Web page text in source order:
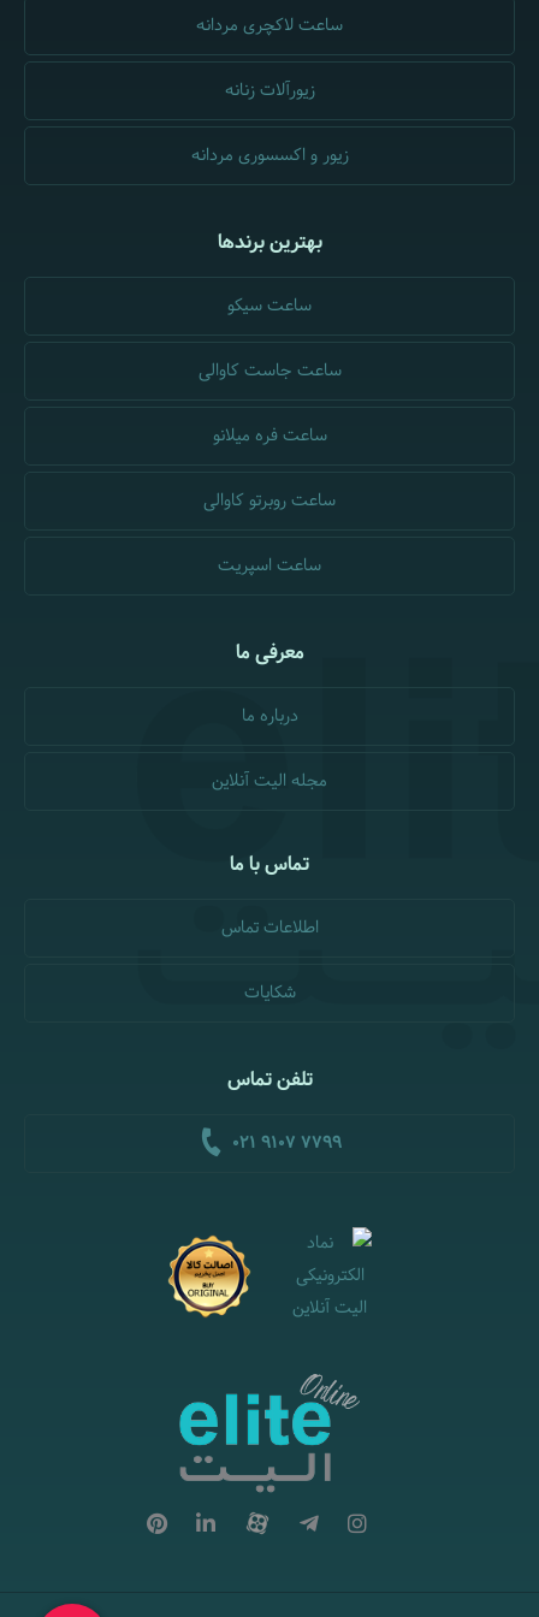
ساعت لاکچری مردانه
زیورآلات زنانه
زیور و اکسسوری مردانه
بهترین برندها
ساعت سیکو
ساعت جاست کاوالی
ساعت فره میلانو
ساعت روبرتو کاوالی
ساعت اسپریت
معرفی ما
درباره ما
مجله الیت آنلاین
تماس با ما
اطلاعات تماس
شکایات
تلفن تماس
021 9107 7799